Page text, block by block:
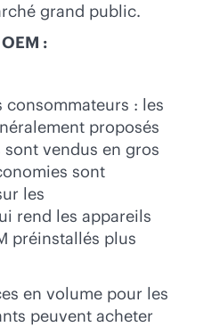
grand public.
:
: les
proposés
vendus en gros
sont
les
rend les appareils
préinstallés plus
en volume pour les
peuvent acheter